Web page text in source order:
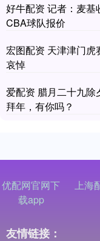
好牛配资 记者：麦
CBA球队报价
宏图配资 天津津门
哀悼
爱配资 腊月二十九
拜年，有你吗？
优配网官网下
载app
上海
友情链接：